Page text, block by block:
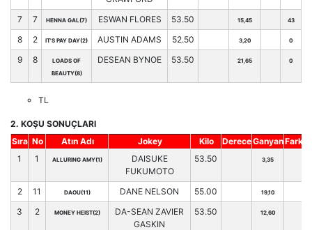
7 7 HENNA GAL(7) ESWAN FLORES 53.50 15,45 43
8 2 IT'S PAY DAY(2) AUSTIN ADAMS 52.50 3,20 0
9 8
LOADS OF
BEAUTY(8)
DESEAN BYNOE 53.50 21,65 0
TL
2. KOŞU SONUÇLARI
Sıra No Atın Adı Jokey Kilo DereceGanyanFark
1
1 ALLURING AMY(1)
DAISUKE
FUKUMOTO
53.50 3,35
2 11 DAOU(11) DANE NELSON 55.00 19,10
3 2 MONEY HEIST(2)
DA-SEAN ZAVIER
GASKIN
53.50 12,60